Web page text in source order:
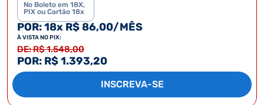
No Boleto em 18X,
PIX ou Cartão 18x
POR: 18x R$ 86,00/MÊS
À VISTA NO PIX:
DE: R$ 1.548,00
POR: R$ 1.393,20
INSCREVA-SE